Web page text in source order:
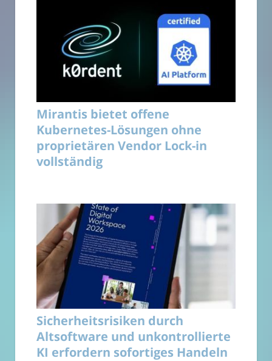
Mirantis bietet offene
Kubernetes-Lösungen ohne
proprietären Vendor Lock-in
vollständig
Sicherheitsrisiken durch
Altsoftware und unkontrollierte
KI erfordern sofortiges Handeln